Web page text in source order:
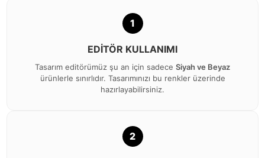
1
EDITÖR KULLANIMI
Tasarım editörümüz şu an için sadece Siyah ve Beyaz
ürünlerle sınırlıdır. Tasarımınızı bu renkler üzerinde
hazırlayabilirsiniz.
2